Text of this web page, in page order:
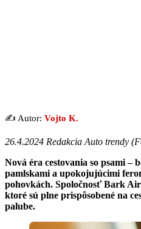
✍️ Autor: Vojto K.
26.4.2024 Redakcia Auto trendy (
Nová éra cestovania so psami –
pamlskami a upokojujúcimi
pohovkách. Spoločnosť Bark
ktoré sú plne prispôsobené na
palube.